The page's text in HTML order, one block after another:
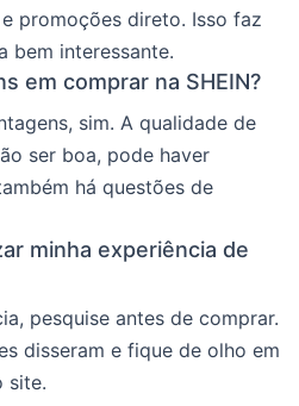
promoções direto. Isso faz
bem interessante.
em comprar na SHEIN?
sim. A qualidade de
ser boa, pode haver
há questões de
minha experiência de
pesquise antes de comprar.
disseram e fique de olho em
site.